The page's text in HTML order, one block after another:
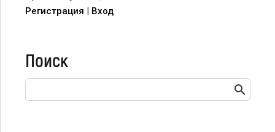
Регистрация | Вход
Поиск